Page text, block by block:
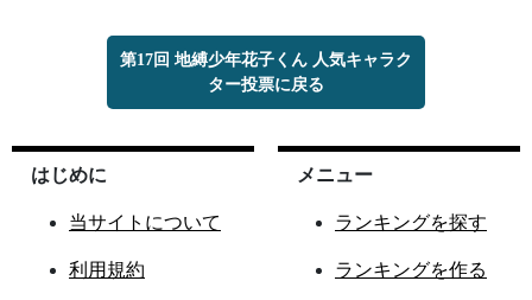
第17回 地縛少年花子くん 人気キャラク
ター投票に戻る
はじめに
当サイトについて
利用規約
メニュー
ランキングを探す
ランキングを作る